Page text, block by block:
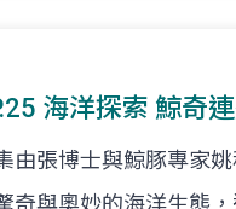
海洋探索 鯨奇
由張博士與鯨豚專家
奇與奧妙的海洋生態